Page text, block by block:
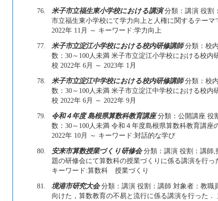
76.
米子市立福生東小学校における講演分類：講演 役割
市立福生東小学校にて学力向上と人権に関するテー
2022年 11月 ～ キーワード:学力向上
77.
米子市立淀江小学校における校内研修講師分類：校
数：30～100人未満 米子市立淀江小学校における校
校 2022年 6月 ～ 2023年 1月
78.
米子市立淀江中学校における校内研修講師分類：校
数：30～100人未満 米子市立淀江中学校における校
校 2022年 6月 ～ 2022年 9月
79.
令和４年度 島根県算数科教育講座分類：公開講座 役
数：30～100人未満 令和４年度島根県算数科教育講
2022年 10月 ～ キーワード:対話的な学び
80.
安来市算数授業づくり研修会分類：講演 役割：講師,
題の研修会にて算数科の授業づくりに係る講演を行
キーワード:算数科 授業づくり
81.
境港市研究大会分類：講演 役割：講師 対象者：教職
向けた，算数教育の不易と流行に係る講演を行った